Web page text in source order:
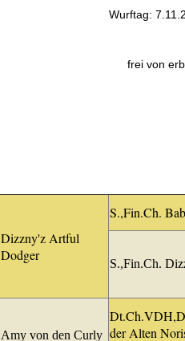
Wurftag:
frei von
Dizzny'z Artful
Dodger
S.,Fin.Ch.
S.,Fin.Ch.
Amy von den Curly der Alten